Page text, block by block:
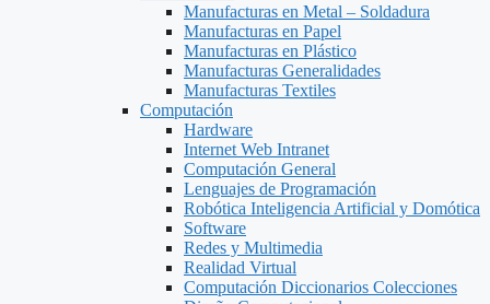
Manufacturas en Metal – Soldadura
Manufacturas en Papel
Manufacturas en Plástico
Manufacturas Generalidades
Manufacturas Textiles
Computación
Hardware
Internet Web Intranet
Computación General
Lenguajes de Programación
Robótica Inteligencia Artificial y Domótica
Software
Redes y Multimedia
Realidad Virtual
Computación Diccionarios Colecciones